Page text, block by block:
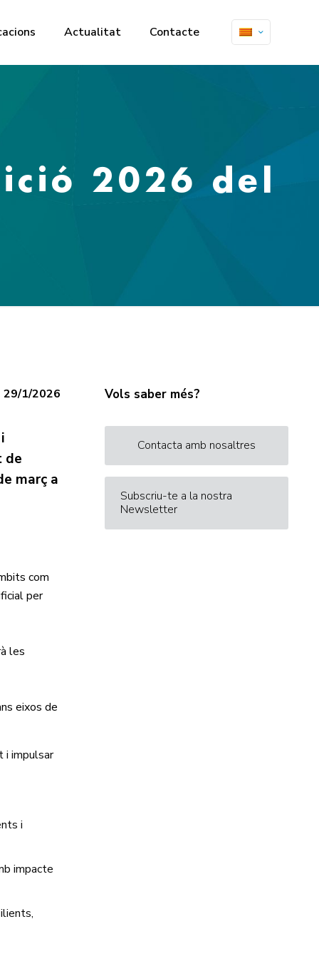
Actualitat Contacte
2026 del
29/1/2026
de
març a
com
per
les
eixos de
i impulsar
i
impacte
Vols saber més?
Contacta amb nosaltres
Subscriu-te a la nostra
Newsletter